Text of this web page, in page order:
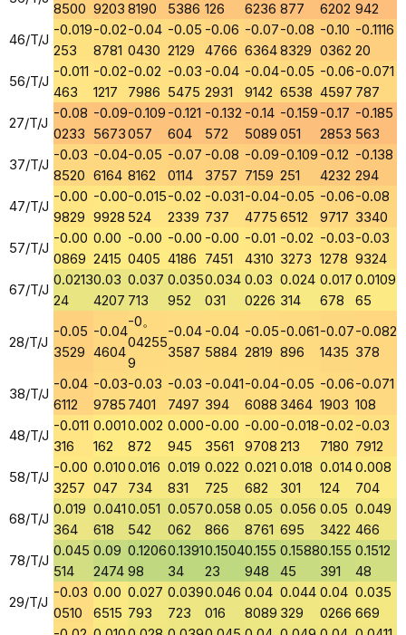
8500 9203 8190
5386 126
6236 877
6202 942
46/T/J
-0.019
253
-0.02
8781
-0.04
0430
-0.05
2129
-0.06
4766
-0.07
6364
-0.08
8329
-0.10
0362
-0.1116
20
56/T/J
-0.011
463
-0.02
1217
-0.02
7986
-0.03
5475
-0.04
2931
-0.04
9142
-0.05
6538
-0.06
4597
-0.071
787
27/T/J
-0.08
0233
-0.09
5673
-0.109
057
-0.121
604
-0.132
572
-0.14
5089
-0.159
051
-0.17
2853
-0.185
563
37/T/J
-0.03
8520
-0.04
6164
-0.05
8162
-0.07
0114
-0.08
3757
-0.09
7159
-0.109
251
-0.12
4232
-0.138
294
47/T/J
-0.00
9829
-0.00
9928
-0.015
524
-0.02
2339
-0.031
737
-0.04
4775
-0.05
6512
-0.06
9717
-0.08
3340
57/T/J
-0.00
0869
0.00
2415
-0.00
0405
-0.00
4186
-0.00
7451
-0.01
4310
-0.02
3273
-0.03
1278
-0.03
9324
67/T/J
0.0213
24
0.03
4207
0.037
713
0.035
952
0.034
031
0.03
0226
0.024
314
0.017
678
0.0109
65
28/T/J
-0.05
3529
-0.04
4604
-0。
04255
9
-0.04
3587
-0.04
5884
-0.05
2819
-0.061
896
-0.07
1435
-0.082
378
38/T/J
-0.04
6112
-0.03
9785
-0.03
7401
-0.03
7497
-0.041
394
-0.04
6088
-0.05
3464
-0.06
1903
-0.071
108
48/T/J
-0.011
316
0.001
162
0.002
872
0.000
945
-0.00
3561
-0.00
9708
-0.018
213
-0.02
7180
-0.03
7912
58/T/J
-0.00
3257
0.010
047
0.016
734
0.019
831
0.022
725
0.021
682
0.018
301
0.014
124
0.008
704
68/T/J
0.019
364
0.041
618
0.051
542
0.057
062
0.058
866
0.05
8761
0.056
695
0.05
3422
0.049
466
78/T/J
0.045
514
0.09
2474
0.1206
98
0.1391
34
0.1504
23
0.155
948
0.1588
45
0.155
391
0.1512
48
29/T/J
-0.03
0510
0.00
6515
0.027
793
0.039
723
0.046
016
0.04
8089
0.044
329
0.04
0266
0.035
669